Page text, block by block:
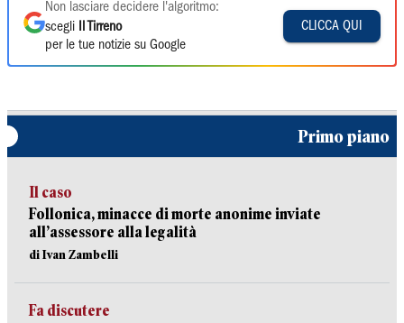
Non lasciare decidere l'algoritmo:
scegli
Il Tirreno
per le tue notizie su Google
CLICCA QUI
Primo piano
Il caso
Follonica, minacce di morte anonime inviate
all’assessore alla legalità
di Ivan Zambelli
Fa discutere